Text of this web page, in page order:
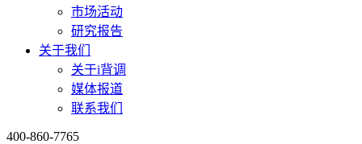
市场活动
研究报告
关于我们
关于i背调
媒体报道
联系我们
400-860-7765